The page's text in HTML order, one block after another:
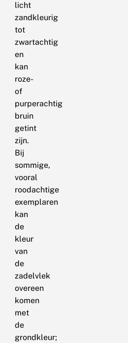
licht
zandkleurig
tot
zwartachtig
en
kan
roze-
of
purperachtig
bruin
getint
zijn.
Bij
sommige,
vooral
roodachtige
exemplaren
kan
de
kleur
van
de
zadelvlek
overeen
komen
met
de
grondkleur;